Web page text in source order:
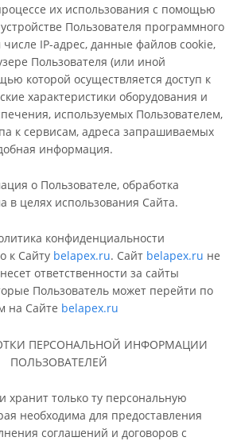
их использования с помощью
Пользователя программного
IP-адрес, данные файлов cookie,
Пользователя (или иной
которой осуществляется доступ к
характеристики оборудования и
используемых Пользователем,
к сервисам, адреса запрашиваемых
информация.
о Пользователе, обработка
в целях использования Сайта.
конфиденциальности
к Сайту belapex.ru. Сайт belapex.ru не
ответственности за сайты
Пользователь может перейти по
на Сайте belapex.ru
ПЕРСОНАЛЬНОЙ ИНФОРМАЦИИ
ПОЛЬЗОВАТЕЛЕЙ
хранит только ту персональную
необходима для предоставления
соглашений и договоров с